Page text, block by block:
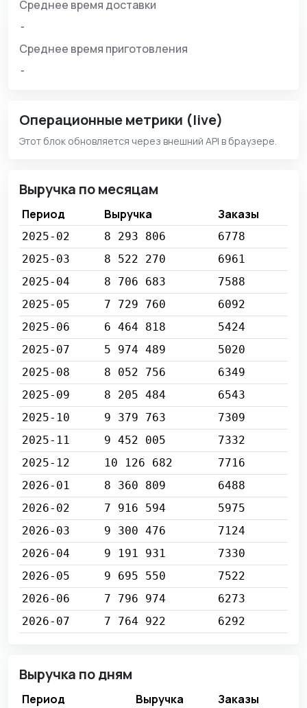
Среднее время доставки
-
Среднее время приготовления
-
Операционные метрики (live)
Этот блок обновляется через внешний API в браузере.
Выручка по месяцам
Период Выручка Заказы
2025-02 8 293 806
6778
2025-03
8 522 270
6961
2025-04
8 706 683
7588
2025-05
7 729 760
6092
2025-06
6 464 818
5424
2025-07
5 974 489
5020
2025-08
8 052 756
6349
2025-09
8 205 484
6543
2025-10
9 379 763
7309
2025-11
9 452 005
7332
2025-12
10 126 682
7716
2026-01
8 360 809
6488
2026-02
7 916 594
5975
2026-03
9 300 476
7124
2026-04
9 191 931
7330
2026-05
9 695 550
7522
2026-06
7 796 974
6273
2026-07
7 764 922 6292
Выручка по дням
Период Выручка Заказы